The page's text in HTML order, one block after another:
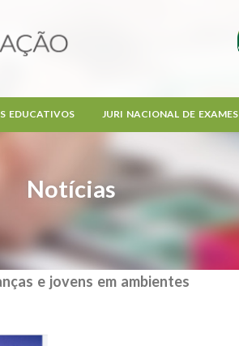
Notícias
EDUCATIVOS JURI NACIONAL DE EXAMES
e jovens em ambientes